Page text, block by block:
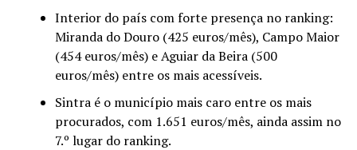
Interior do país com forte presença no ranking:
Miranda do Douro (425 euros/mês), Campo Maior
(454 euros/mês) e Aguiar da Beira (500
euros/mês) entre os mais acessíveis.
Sintra é o município mais caro entre os mais
procurados, com 1.651 euros/mês, ainda assim no
7.º lugar do ranking.